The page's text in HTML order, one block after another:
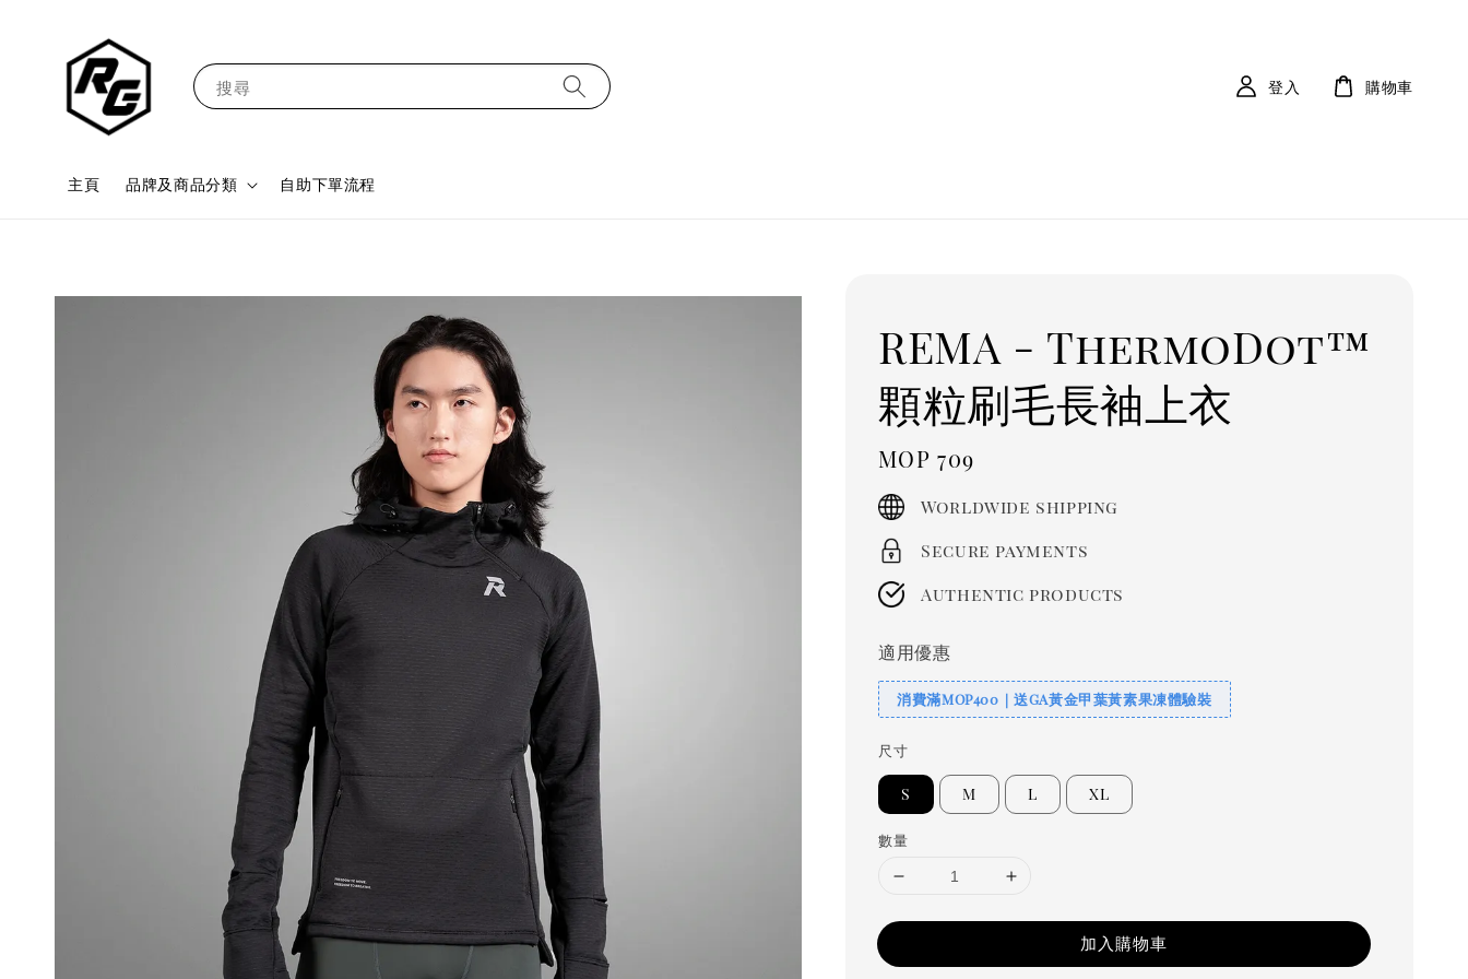
搜尋
主頁 品牌及商品分類 自助下單流程
登入 購物車
REMA - ThermoDot™
顆粒刷毛長袖上衣
Regular
price
MOP 709
Worldwide shipping
Secure payments
Authentic products
適用優惠
消費滿MOP400｜送GA黃金甲葉黃素果凍體驗裝
尺寸
S M L XL
數量
加入購物車